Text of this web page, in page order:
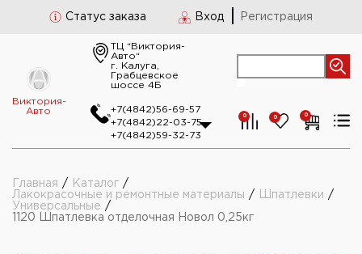
Статус заказа Вход Регистрация
Виктория-
Авто
ТЦ “Виктория-
Авто“
г. Калуга,
Грабцевское
шоссе 4Б
+7(4842)56-69-57
+7(4842)22-03-75
+7(4842)59-32-73
0 0 0
Главная / Каталог /
Лакокрасочные и ремонтные материалы / Шпатлевки /
Универсальные /
1120 Шпатлевка отделочная Новол 0,25кг